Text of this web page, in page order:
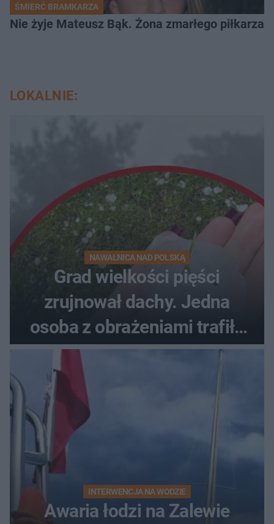
ŚMIERĆ BRAMKARZA
Nie żyje Mateusz Bąk. Żona zmarłego piłkarza
LOKALNIE:
NAWAŁNICA NAD POLSKĄ
Grad wielkości pięści
zrujnował dachy. Jedna
osoba z obrażeniami trafiła
do szpitala
INTERWENCJA NA WODZIE
Awaria łodzi na Zalewie